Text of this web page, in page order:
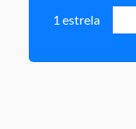
1 estrela